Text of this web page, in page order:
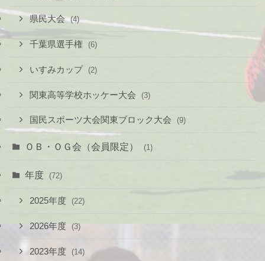
県民大会 (4)
千葉県選手権 (6)
いすみカップ (2)
関東高等学校ホッケー大会 (3)
国民スポーツ大会関東ブロック大会 (9)
ＯＢ・ＯＧ会（会員限定） (1)
年度 (72)
2025年度 (22)
2026年度 (3)
2023年度 (14)